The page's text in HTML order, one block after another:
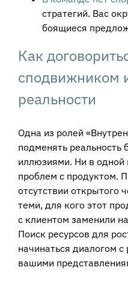
стратегий. Вас
боящиеся
Как
сподвижником
реальности
Одна из ролей
подменять
иллюзиями. Ни в одной
проблем с продуктом.
отсутствии открытого
теми, для кого этот
с клиентом заменили
Поиск ресурсов для
начинаться диалогом
вашими